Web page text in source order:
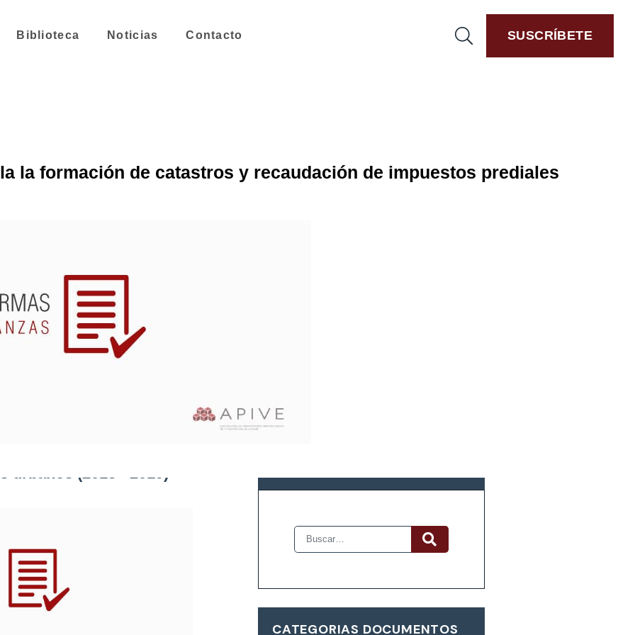
Biblioteca Noticias Contacto SUSCRÍBETE
la formación de catastros y recaudación de impuestos prediales
de catastros y
urbanos (2018 - 2019)
CATEGORIAS DOCUMENTOS